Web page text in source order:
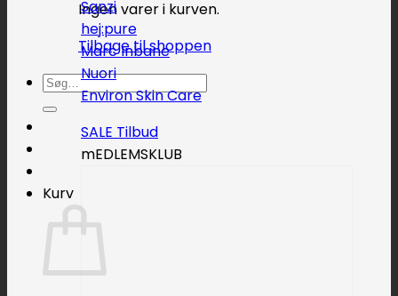
Ingen varer i kurven.
Tilbage til shoppen
Søg
efter:
Kurv
Sanzi
hej:pure
Marc Inbane
Nuori
Environ Skin Care
SALE
mEDLEMSKLUB